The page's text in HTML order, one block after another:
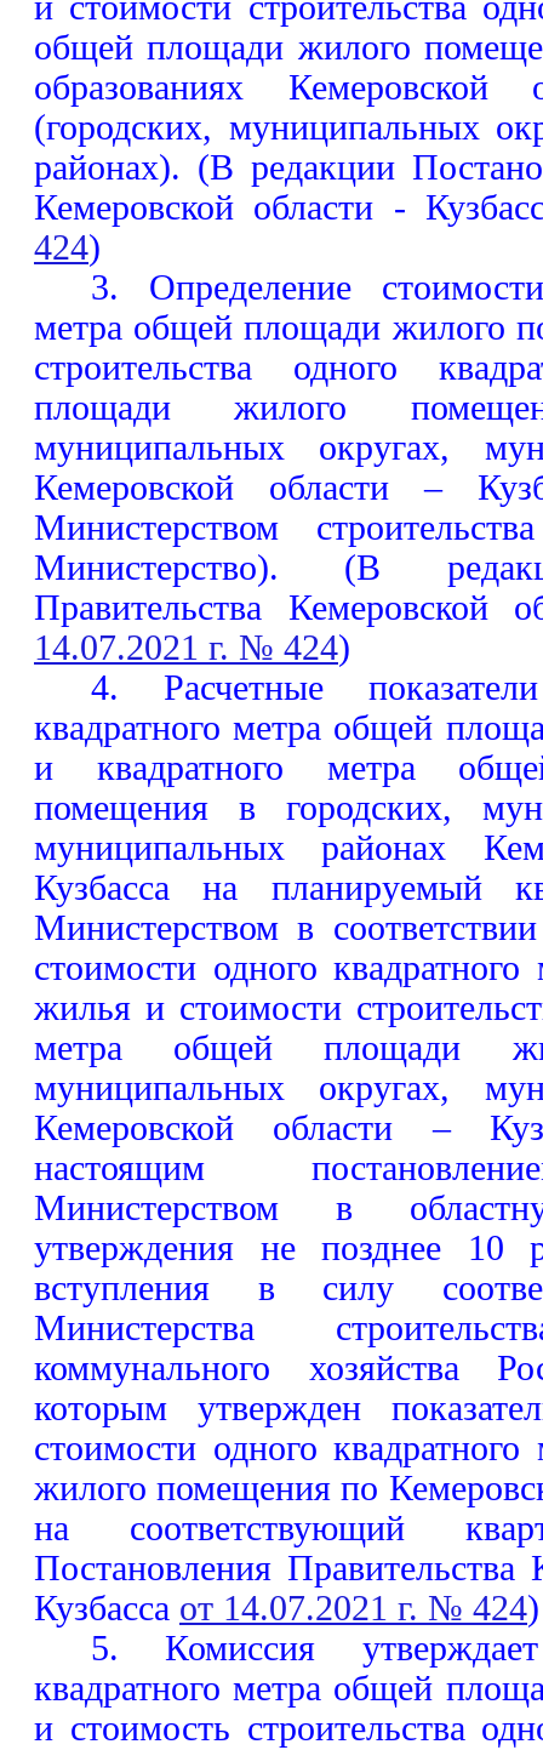
общей площади жилого
образованиях
(городских, муниципальных
районах). (В редакции
Кемеровской области -
424)
3. Определение
метра общей площади жилого
строительства одного
площади жилого
муниципальных округах,
Кемеровской области –
Министерством
Министерство). (В
Правительства Кемеровской
14.07.2021 г. № 424)
4. Расчетные
квадратного метра общей
и квадратного метра
помещения в городских,
муниципальных районах
Кузбасса на планируемый
Министерством в
стоимости одного
жилья и стоимости
метра общей площади
муниципальных округах,
Кемеровской области –
настоящим
Министерством в
утверждения не позднее 10
вступления в силу
Министерства
коммунального хозяйства
которым утвержден
стоимости одного
жилого помещения по
на соответствующий
Постановления Правительства
Кузбасса от 14.07.2021 г. № 424)
5. Комиссия
квадратного метра общей
и стоимость строительства